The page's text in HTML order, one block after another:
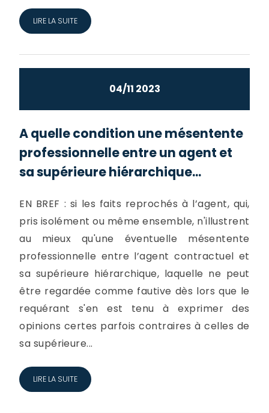
LIRE LA SUITE
04/11 2023
A quelle condition une mésentente
professionnelle entre un agent et
sa supérieure hiérarchique...
EN BREF : si les faits reprochés à l’agent, qui,
pris isolément ou même ensemble, n'illustrent
au mieux qu'une éventuelle mésentente
professionnelle entre l’agent contractuel et
sa supérieure hiérarchique, laquelle ne peut
être regardée comme fautive dès lors que le
requérant s'en est tenu à exprimer des
opinions certes parfois contraires à celles de
sa supérieure...
LIRE LA SUITE